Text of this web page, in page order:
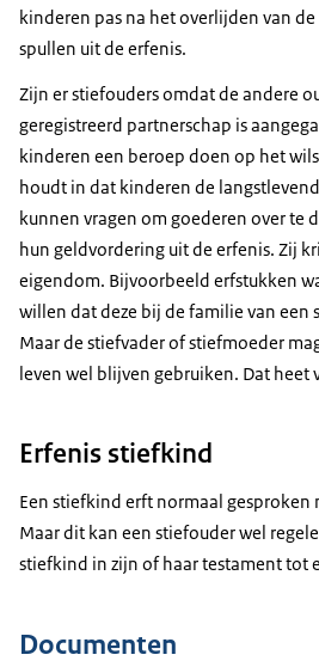
kinderen pas na het overlijden van
spullen uit de erfenis.
Zijn er stiefouders omdat de andere
geregistreerd partnerschap is
kinderen een beroep doen op het
houdt in dat kinderen de
kunnen vragen om goederen over te
hun geldvordering uit de erfenis. Zij
eigendom. Bijvoorbeeld erfstukken
willen dat deze bij de familie van een
Maar de stiefvader of stiefmoeder
leven wel blijven gebruiken. Dat heet
Erfenis stiefkind
Een stiefkind erft normaal gesproken
Maar dit kan een stiefouder wel
stiefkind in zijn of haar testament tot
Documenten